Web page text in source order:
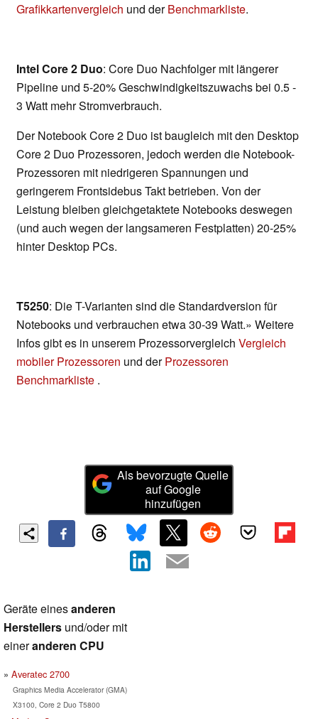
Grafikkartenvergleich und derBenchmarkliste.
Intel Core 2 Duo: Core Duo Nachfolger mit längerer
Pipeline und 5-20% Geschwindigkeitszuwachs bei 0.5 -
3 Watt mehr Stromverbrauch.
Der Notebook Core 2 Duo ist baugleich mit den Desktop
Core 2 Duo Prozessoren, jedoch werden die Notebook-
Prozessoren mit niedrigeren Spannungen und
geringerem Frontsidebus Takt betrieben. Von der
Leistung bleiben gleichgetaktete Notebooks deswegen
(und auch wegen der langsameren Festplatten) 20-25%
hinter Desktop PCs.
T5250: Die T-Varianten sind die Standardversion für
Notebooks und verbrauchen etwa 30-39 Watt.» Weitere
Infos gibt es in unserem Prozessorvergleich Vergleich
mobiler Prozessoren und derProzessoren
Benchmarkliste .
Als bevorzugte Quelle
auf Google
hinzufügen
Geräte einesanderen
Herstellers und/oder mit
eineranderen CPU
Averatec 2700
Graphics Media Accelerator (GMA)
X3100, Core 2 Duo T5800